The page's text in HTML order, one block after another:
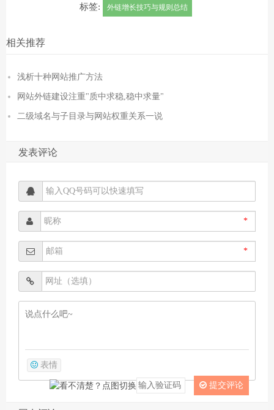
标签: 外链增长技巧与规则总结
相关推荐
浅析十种网站推广方法
网站外链建设注重"质中求稳,稳中求量"
二级域名与子目录与网站权重关系一说
发表评论
*
*
表情
提交评论